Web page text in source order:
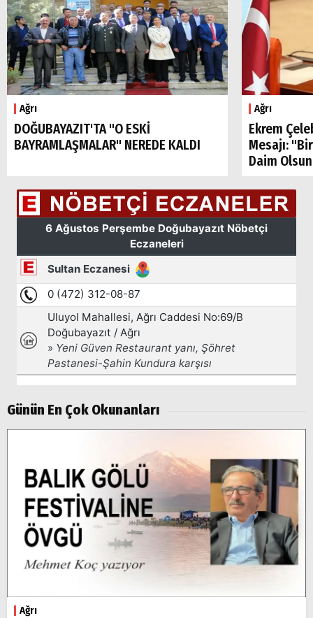
Ağrı
DOĞUBAYAZIT'TA "O ESKİ
BAYRAMLAŞMALAR" NEREDE KALDI
Ağrı
Ekrem
Mesajı:
Daim
Günün En Çok Okunanları
Ağrı
Arama
Popüler